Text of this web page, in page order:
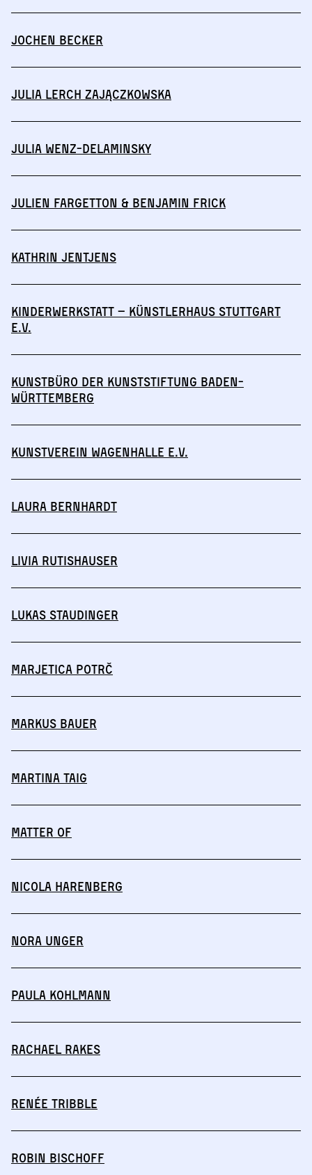
Jochen Becker
Julia Lerch Zajączkowska
Julia Wenz-Delaminsky
Julien Fargetton & Benjamin Frick
Kathrin Jentjens
Kinderwerkstatt – Künstlerhaus Stuttgart
e.V.
Kunstbüro der Kunststiftung Baden-
Württemberg
Kunstverein Wagenhalle e.V.
Laura Bernhardt
Livia Rutishauser
Lukas Staudinger
Marjetica Potrč
Markus Bauer
Martina Taig
MATTER OF
Nicola Harenberg
Nora Unger
Paula Kohlmann
Rachael Rakes
Renée Tribble
Robin Bischoff